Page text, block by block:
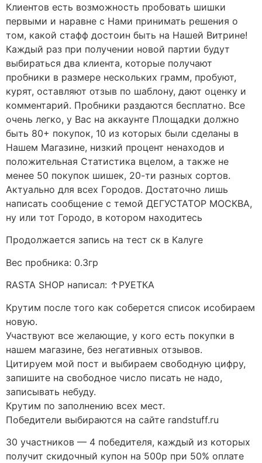
Клиентов есть возможность пробовать шишки
первыми и наравне с Нами принимать решения о
том, какой стафф достоин быть на Нашей Витрине!
Каждый раз при получении новой партии будут
выбираться два клиента, которые получают
пробники в размере нескольких грамм, пробуют,
курят, оставляют отзыв по шаблону, дают оценку и
комментарий. Пробники раздаются бесплатно. Все
очень легко, у Вас на аккаунте Площадки должно
быть 80+ покупок, 10 из которых были сделаны в
Нашем Магазине, низкий процент ненаходов и
положительная Статистика вцелом, а также не
менее 50 покупок шишек, 20-ти разных сортов.
Актуально для всех Городов. Достаточно лишь
написать сообщение с темой ДЕГУСТАТОР МОСКВА,
ну или тот Городо, в котором находитесь
Продолжается запись на тест ск в Калуге
Вес пробника: 0.3гр
RASTA SHOP написал: ↑РУЕТКА
Крутим после того как соберется список исобираем
новую.
Участвуют все желающие, у кого есть покупки в
нашем магазине, без негативных отзывов.
Цитируем мой пост и выбираем свободную цифру,
запишите на свободное число писать не надо,
записывать небуду.
Крутим по заполнению всех мест.
Победители выбираются на сайте randstuff.ru
30 участников — 4 победителя, каждый из которых
получит скидочный купон на 500р при 50% оплате